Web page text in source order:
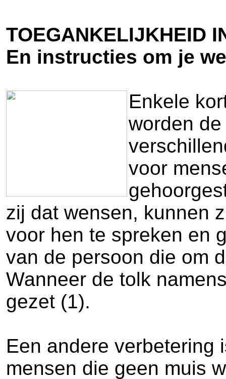
TOEGANKELIJKHEID
En instructies om je
Enkele
worden
voor
zij dat wensen, kunnen
voor hen te spreken en
van de persoon die om
Wanneer de tolk
gezet (1).
Een andere verbetering
mensen die geen muis